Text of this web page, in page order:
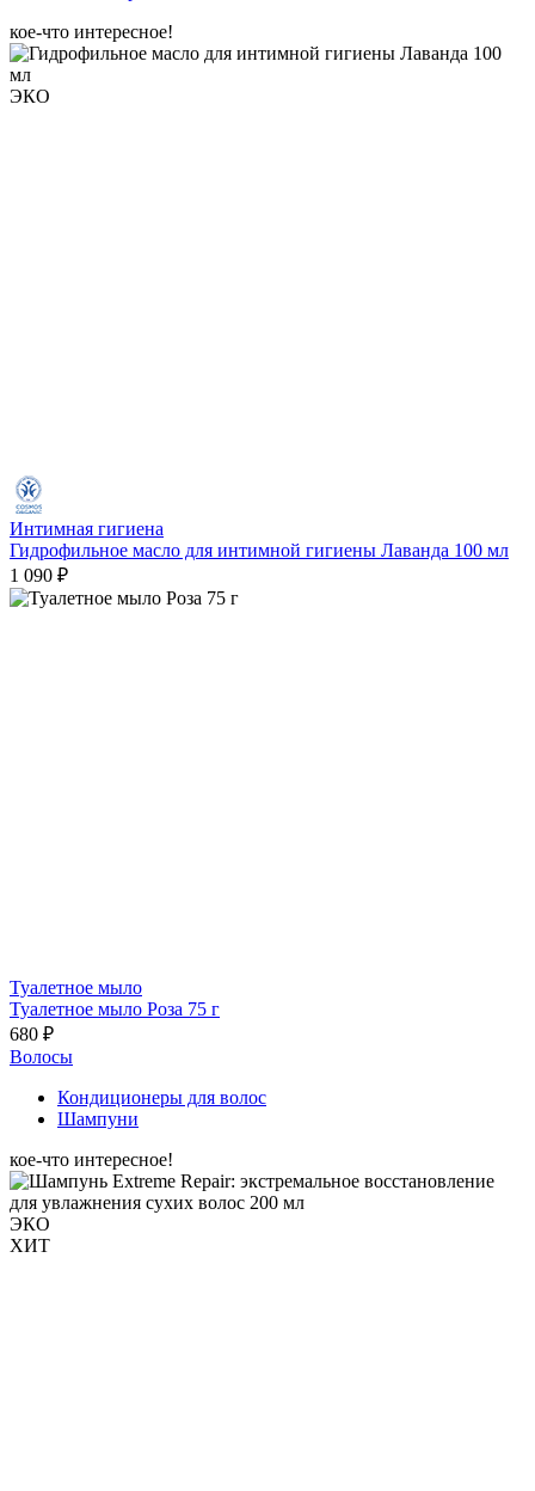
кое-что интересное!
ЭКО
Интимная гигиена
Гидрофильное масло для интимной гигиены Лаванда 100 мл
1 090 ₽
Туалетное мыло
Туалетное мыло Роза 75 г
680 ₽
Волосы
Кондиционеры для волос
Шампуни
кое-что интересное!
ЭКО
ХИТ